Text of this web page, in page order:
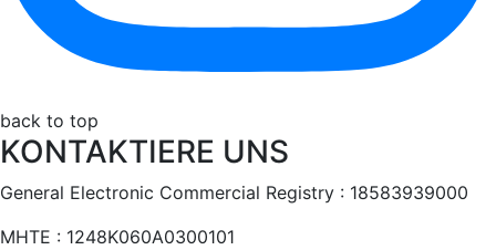
back to top
KONTAKTIERE UNS
General Electronic Commercial Registry : 18583939000
ΜΗΤΕ : 1248Κ060Α0300101